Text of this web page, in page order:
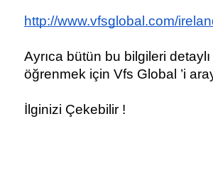
http://www.vfsglobal.com/
Ayrıca bütün bu bilgileri
öğrenmek için Vfs Global ’i
İlginizi Çekebilir !